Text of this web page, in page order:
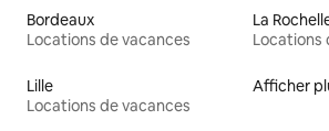
Bordeaux
Locations de vacances
La
Locations
Lille
Locations de vacances
Afficher